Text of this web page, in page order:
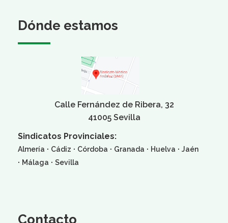
Dónde estamos
Calle Fernández de Ribera, 32
41005 Sevilla
Sindicatos Provinciales:
Almería · Cádiz · Córdoba · Granada · Huelva · Jaén
· Málaga · Sevilla
Contacto